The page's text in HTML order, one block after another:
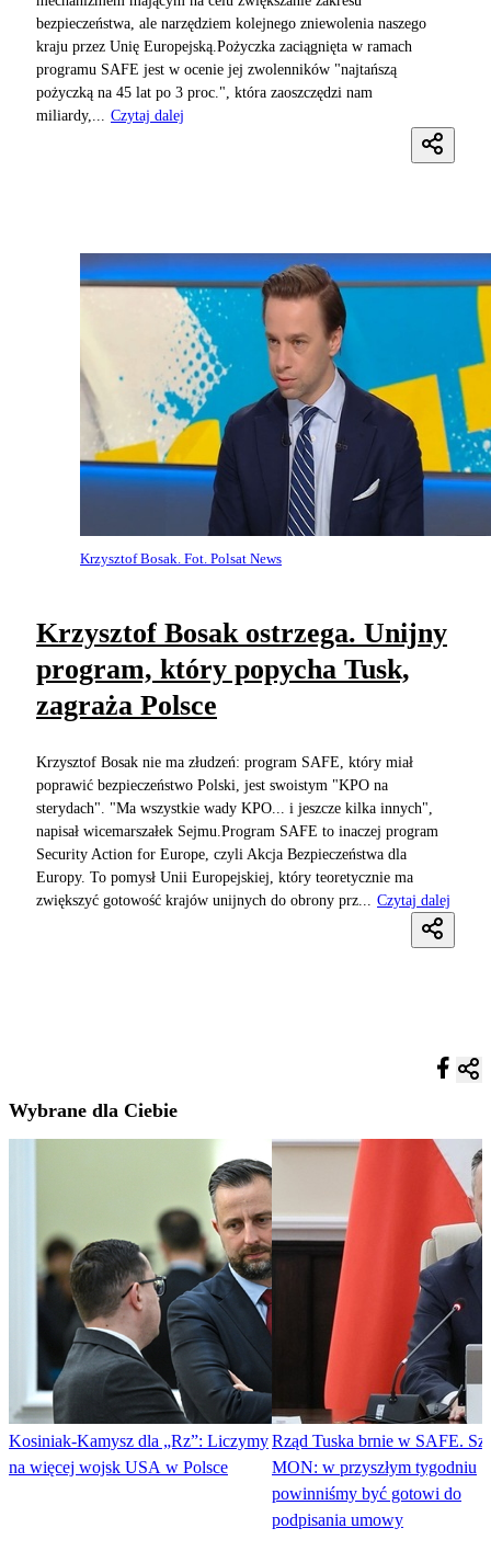
bezpieczeństwa, ale narzędziem kolejnego zniewolenia naszego
kraju przez Unię Europejską.Pożyczka zaciągnięta w ramach
programu SAFE jest w ocenie jej zwolenników "najtańszą
pożyczką na 45 lat po 3 proc.", która zaoszczędzi nam
miliardy,...
Czytaj dalej
Krzysztof Bosak. Fot. Polsat News
Krzysztof Bosak ostrzega. Unijny
program, który popycha Tusk,
zagraża Polsce
Krzysztof Bosak nie ma złudzeń: program SAFE, który miał
poprawić bezpieczeństwo Polski, jest swoistym "KPO na
sterydach". "Ma wszystkie wady KPO... i jeszcze kilka innych",
napisał wicemarszałek Sejmu.Program SAFE to inaczej program
Security Action for Europe, czyli Akcja Bezpieczeństwa dla
Europy. To pomysł Unii Europejskiej, który teoretycznie ma
zwiększyć gotowość krajów unijnych do obrony prz... Czytaj dalej
Wybrane dla Ciebie
Kosiniak-Kamysz dla „Rz”: Liczymy
na więcej wojsk USA w Polsce
Rząd Tuska brnie w SAFE.
MON: w przyszłym tygodniu
powinniśmy być gotowi do
podpisania umowy